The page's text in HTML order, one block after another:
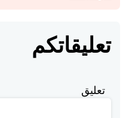
تعليقاتكم
تعليق